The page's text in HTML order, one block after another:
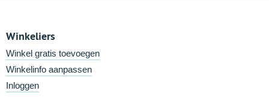
Winkeliers
Winkel gratis toevoegen
Winkelinfo aanpassen
Inloggen